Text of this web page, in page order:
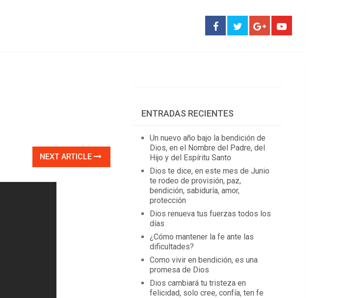
NEXT ARTICLE
ENTRADAS RECIENTES
Un nuevo año bajo la bendición de
Dios, en el Nombre del Padre, del
Hijo y del Espíritu Santo
Dios te dice, en este mes de Junio
te rodeo de provisión, paz,
bendición, sabiduría, amor,
protección
Dios renueva tus fuerzas todos los
días
¿Cómo mantener la fe ante las
dificultades?
Como vivir en bendición, es una
promesa de Dios
Dios cambiará tu tristeza en
felicidad, solo cree, confía, ten fe